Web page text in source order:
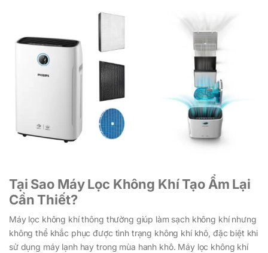
Tại Sao Máy Lọc Không Khí Tạo Ẩm Lại
Cần Thiết?
Máy lọc không khí thông thường giúp làm sạch không khí nhưng
không thể khắc phục được tình trạng không khí khô, đặc biệt khi
sử dụng máy lạnh hay trong mùa hanh khô. Máy lọc không khí